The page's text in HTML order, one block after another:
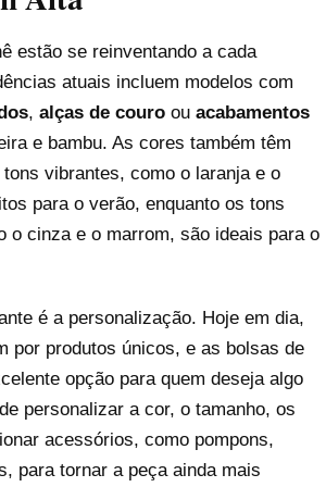
estão se reinventando a cada
atuais incluem modelos com
, alças de couro ou acabamentos
e bambu. As cores também têm
vibrantes, como o laranja e o
para o verão, enquanto os tons
o cinza e o marrom, são ideais para o
é a personalização. Hoje em dia,
por produtos únicos, e as bolsas de
opção para quem deseja algo
personalizar a cor, o tamanho, os
acessórios, como pompons,
para tornar a peça ainda mais